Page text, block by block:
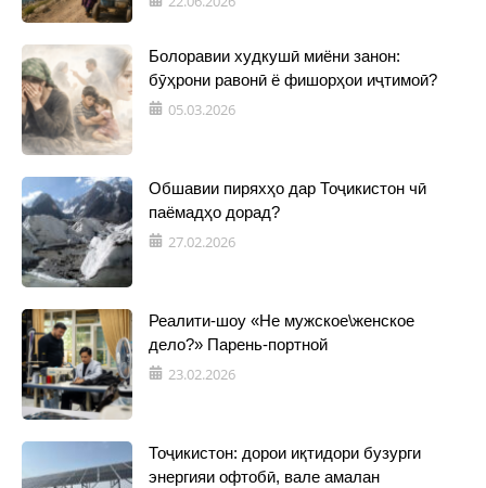
Болоравии худкушӣ миёни занон:
бӯҳрони равонӣ ё фишорҳои иҷтимоӣ?
05.03.2026
Обшавии пиряхҳо дар Тоҷикистон чӣ
паёмадҳо дорад?
27.02.2026
Реалити-шоу «Не мужское\женское
дело?» Парень-портной
23.02.2026
Тоҷикистон: дорои иқтидори бузурги
энергияи офтобӣ, вале амалан